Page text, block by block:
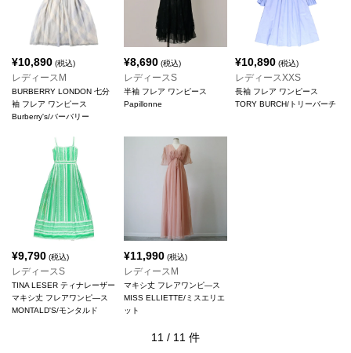
¥10,890 (税込)
レディースM
BURBERRY LONDON 七分
袖 フレア ワンピース
Burberry's/バーバリー
¥8,690(税込)
レディースS
半袖 フレア ワンピース
Papillonne
¥10,890 (税込)
レディースXXS
長袖 フレア ワンピース
TORY BURCH/トリーバーチ
¥9,790 (税込)
レディースS
TINA LESER ティナレーザー
マキシ丈 フレアワンピ―ス
MONTALD'S/モンタルド
¥11,990(税込)
レディースM
マキシ丈 フレアワンピ―ス
MISS ELLIETTE/ミスエリエ
ット
11 / 11 件